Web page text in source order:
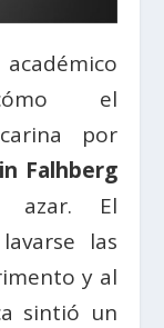
el
por
Falhberg
azar. El
las
y al
sintió un